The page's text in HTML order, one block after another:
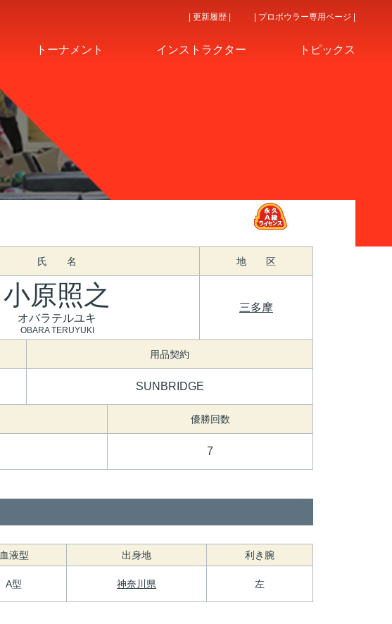
トーナメント インストラクター トピックス
| 更新履歴 | | プロボウラー専用ページ |
氏 名 地 区
小原照之
オバラテルユキ
OBARA TERUYUKI
三多摩
用品契約
SUNBRIDGE
優勝回数
7
血液型 出身地 利き腕
A型 神奈川県 左